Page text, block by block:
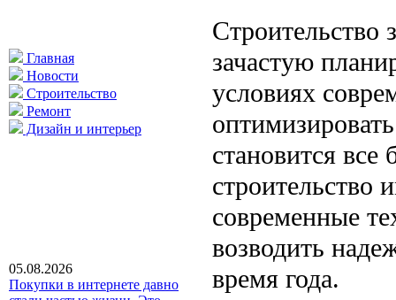
Главная
Новости
Строительство
Ремонт
Дизайн и интерьер
05.08.2026
Покупки в интернете давно
Строительство
зачастую
условиях
становится
строительство
современные
возводить
время года.